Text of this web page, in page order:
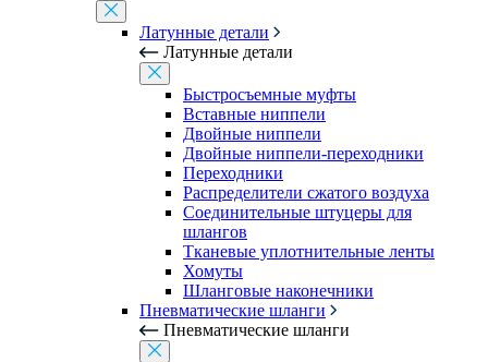
Латунные детали
Латунные детали
Быстросъемные муфты
Вставные ниппели
Двойные ниппели
Двойные ниппели-переходники
Переходники
Распределители сжатого воздуха
Соединительные штуцеры для
шлангов
Тканевые уплотнительные ленты
Хомуты
Шланговые наконечники
Пневматические шланги
Пневматические шланги